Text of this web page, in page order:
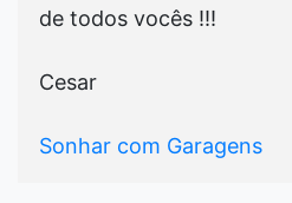
de todos vocês !!!
Cesar
Sonhar com Garagens